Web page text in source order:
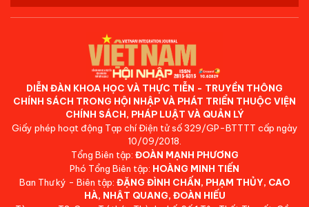
DIỄN ĐÀN KHOA HỌC VÀ THỰC TIỄN - TRUYỀN THÔNG
CHÍNH SÁCH TRONG HỘI NHẬP VÀ PHÁT TRIỂN THUỘC VIỆN
CHÍNH SÁCH, PHÁP LUẬT VÀ QUẢN LÝ
Giấy phép hoạt động Tạp chí Điện tử số 329/GP-BTTTT cấp ngày
10/09/2018.
Tổng Biên tập: ĐOÀN MẠNH PHƯƠNG
Phó Tổng Biên tập: HOÀNG MINH TIẾN
Ban Thư ký - Biên tập: ĐẶNG ĐÌNH CHẤN, PHẠM THỦY, CAO
HÀ, NHẬT QUANG, ĐOÀN HIẾU